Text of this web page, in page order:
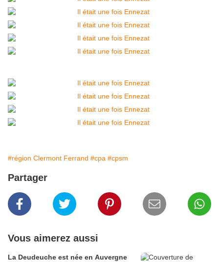
#région Clermont Ferrand #cpa #cpsm
Partager
Vous aimerez aussi
La Deudeuche est née en Auvergne